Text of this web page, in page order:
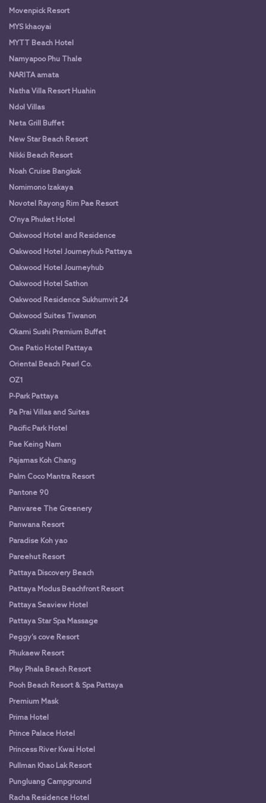
Movenpick Resort
MYS khaoyai
MYTT Beach Hotel
Namyapoo Phu Thale
NARITA amata
Natha Villa Resort Huahin
Ndol Villas
Neta Grill Buffet
New Star Beach Resort
Nikki Beach Resort
Noah Cruise Bangkok
Nomimono Izakaya
Novotel Rayong Rim Pae Resort
O'nya Phuket Hotel
Oakwood Hotel and Residence
Oakwood Hotel Journeyhub Pattaya
Oakwood Hotel Journeyhub
Oakwood Hotel Sathon
Oakwood Residence Sukhumvit 24
Oakwood Suites Tiwanon
Okami Sushi Premium Buffet
One Patio Hotel Pattaya
Oriental Beach Pearl Co.
OZ1
P-Park Pattaya
Pa Prai Villas and Suites
Pacific Park Hotel
Pae Keing Nam
Pajamas Koh Chang
Palm Coco Mantra Resort
Pantone 90
Panvaree The Greenery
Panwana Resort
Paradise Koh yao
Pareehut Resort
Pattaya Discovery Beach
Pattaya Modus Beachfront Resort
Pattaya Seaview Hotel
Pattaya Star Spa Massage
Peggy’s cove Resort
Phukaew Resort
Play Phala Beach Resort
Pooh Beach Resort & Spa Pattaya
Premium Mask
Prima Hotel
Prince Palace Hotel
Princess River Kwai Hotel
Pullman Khao Lak Resort
Pungluang Campground
Racha Residence Hotel